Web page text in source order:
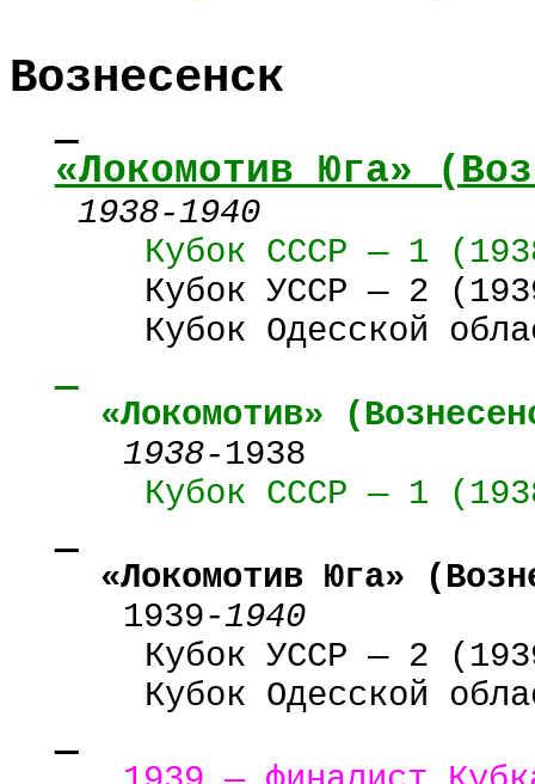
Вознесенск
«Локомотив Юга» (
1938-1940
Кубок СССР— 1
КубокУССР — 2
Кубок Одесской
«Локомотив» (
1938-1938
Кубок СССР— 1
«Локомотив Юга» (
1939-1940
КубокУССР — 2
Кубок Одесской